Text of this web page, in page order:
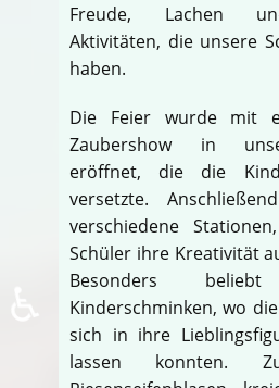
Freude, Lachen
Aktivitäten, die unsere
haben.
Die Feier wurde mit
Zaubershow in
eröffnet, die die
versetzte.
verschiedene
Schüler ihre Kreativität
Besonders
Kinderschminken, wo
sich in ihre
lassen konnten.